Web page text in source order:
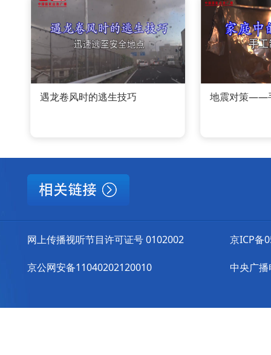
遇龙卷风时的逃生技巧 地震对策——
网上传播视听节目许可证号 0102002
京公网安备11040202120010
京ICP备
中央广